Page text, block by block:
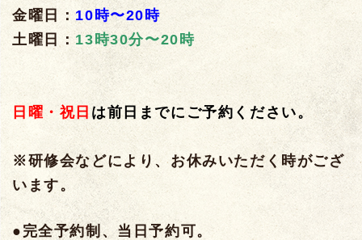
金曜日：10時〜20時
土曜日：13時30分〜20時
日曜・祝日 は前日までにご予約ください。
※研修会などにより、お休みいただく時がござ
います。
●完全予約制、当日予約可。